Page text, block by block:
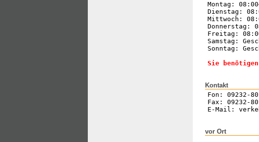
Montag:
Dienstag:
Mittwoch:
Donnerstag:
Freitag:
Samstag:
Sonntag:
Sie
Kontakt
Fon: 09232-
Fax: 09232-
E-Mail:
vor Ort